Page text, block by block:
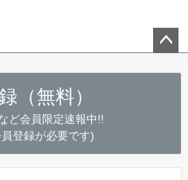
（無料）
ど会員限定速報中!!
登録が必要です)